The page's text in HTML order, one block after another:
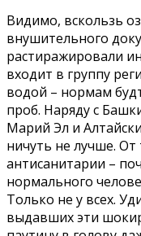
Видимо, вскользь
внушительного
растиражировали
входит в группу
водой – нормам
проб. Наряду с
Марий Эл и
ничуть не лучше.
антисанитарии –
нормального
Только не у всех.
выдавших эти